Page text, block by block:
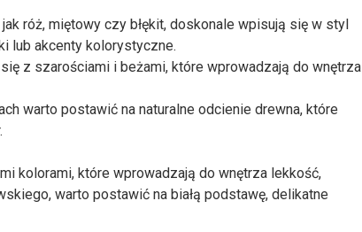
róż, miętowy czy błękit, doskonale wpisują się w styl
lub akcenty kolorystyczne.
z szarościami i beżami, które wprowadzają do wnętrza
warto postawić na naturalne odcienie drewna, które
kolorami, które wprowadzają do wnętrza lekkość,
warto postawić na białą podstawę, delikatne